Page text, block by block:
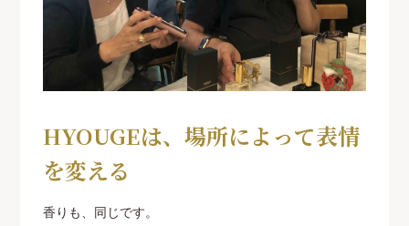
HYOUGEは、場所によって表情
を変える
香りも、同じです。